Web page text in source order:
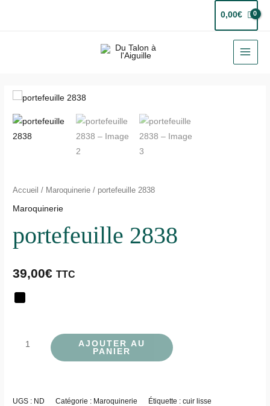
0,00€
Accueil / Maroquinerie / portefeuille 2838
Maroquinerie
portefeuille 2838
39,00€ TTC
quantité
de
portefeuille
AJOUTER AU
PANIER
UGS : ND Catégorie : Maroquinerie Étiquette :cuir lisse